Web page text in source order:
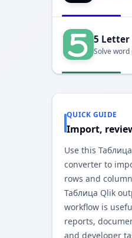
5 Letter
Solve
QUICK GUIDE
Import,
Use this
converter to
rows and
Таблица Qlik
workflow is
reports,
and developer